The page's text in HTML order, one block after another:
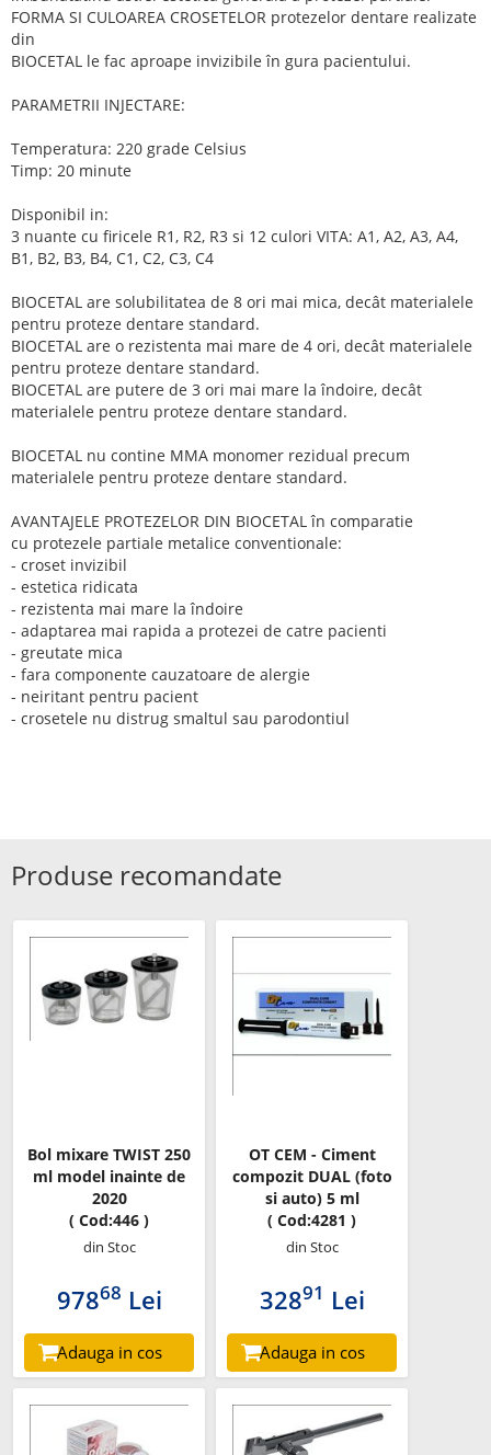
FORMA SI CULOAREA CROSETELOR protezelor dentare realizate
din
BIOCETAL le fac aproape invizibile în gura pacientului.
PARAMETRII INJECTARE:
Temperatura: 220 grade Celsius
Timp: 20 minute
Disponibil in:
3 nuante cu firicele R1, R2, R3 si 12 culori VITA: A1, A2, A3, A4,
B1, B2, B3, B4, C1, C2, C3, C4
BIOCETAL are solubilitatea de 8 ori mai mica, decât materialele
pentru proteze dentare standard.
BIOCETAL are o rezistenta mai mare de 4 ori, decât materialele
pentru proteze dentare standard.
BIOCETAL are putere de 3 ori mai mare la îndoire, decât
materialele pentru proteze dentare standard.
BIOCETAL nu contine MMA monomer rezidual precum
materialele pentru proteze dentare standard.
AVANTAJELE PROTEZELOR DIN BIOCETAL în comparatie
cu protezele partiale metalice conventionale:
- croset invizibil
- estetica ridicata
- rezistenta mai mare la îndoire
- adaptarea mai rapida a protezei de catre pacienti
- greutate mica
- fara componente cauzatoare de alergie
- neiritant pentru pacient
- crosetele nu distrug smaltul sau parodontiul
Produse recomandate
Bol mixare TWIST 250
ml model inainte de
2020
( Cod:446 )
din Stoc
97868 Lei
Adauga in cos
OT CEM - Ciment
compozit DUAL (foto
si auto) 5 ml
( Cod:4281 )
din Stoc
32891 Lei
Adauga in cos